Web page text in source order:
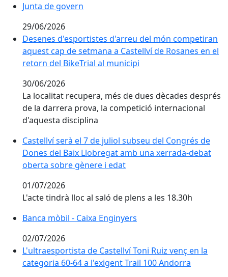
Junta de govern
29/06/2026
Desenes d'esportistes d'arreu del món competiran
Desenes d'esportistes d'arreu del món competiran
aquest cap de setmana a Castellví de Rosanes en el
retorn del BikeTrial al municipi
30/06/2026
La localitat recupera, més de dues dècades després
de la darrera prova, la competició internacional
d'aquesta disciplina
Castellví serà el 7 de juliol subseu del Congrés de
Castellví serà el 7 de juliol subseu del Congrés de
Dones del Baix Llobregat amb una xerrada-debat
oberta sobre gènere i edat
01/07/2026
L'acte tindrà lloc al saló de plens a les 18.30h
Banca mòbil - Caixa Enginyers
Banca mòbil - Caixa Enginyers
02/07/2026
L'ultraesportista de Castellví Toni Ruiz venç en la
L'ultraesportista de Castellví Toni Ruiz venç en la
categoria 60-64 a l'exigent Trail 100 Andorra